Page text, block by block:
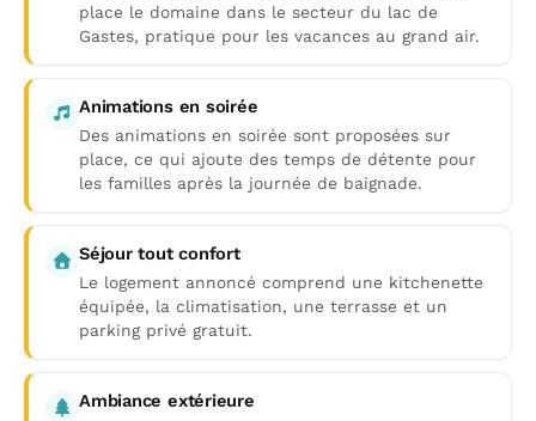
place le domaine dans le secteur du lac de
Gastes, pratique pour les vacances au grand air.
Animations en soirée
Des animations en soirée sont proposées sur
place, ce qui ajoute des temps de détente pour
les familles après la journée de baignade.
Séjour tout confort
Le logement annoncé comprend une kitchenette
équipée, la climatisation, une terrasse et un
parking privé gratuit.
Ambiance extérieure